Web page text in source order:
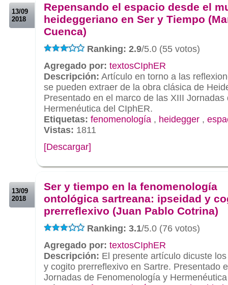
13/09
2018
Repensando el espacio desde el
heideggeriano en Ser y Tiempo
Cuenca)
Ranking: 2.9/5.0 (55 votos)
Agregado por: textosCIphER
Descripción: Artículo en torno a las
se pueden extraer de la obra clásica de
Presentado en el marco de las XIII
Hermenéutica del CIphER.
Etiquetas: fenomenología , heidegger ,
Vistas: 1811
[Descargar]
13/09
2018
Ser y tiempo en la fenomenología
ontológica sartreana: ipseidad y
prerreflexivo (Juan Pablo Cotrina)
Ranking: 3.1/5.0 (76 votos)
Agregado por: textosCIphER
Descripción: El presente artículo dicuste
y cogito prerreflexivo en Sartre. Presentado
Jornadas de Fenomenología y